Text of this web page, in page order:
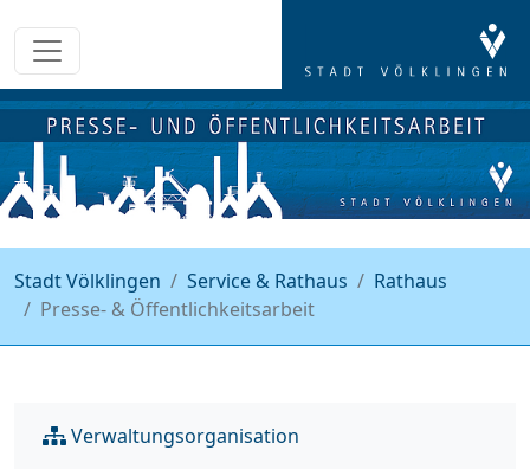
Stadt Völklingen Service & Rathaus
Rathaus
Presse- & Öffentlichkeitsarbeit
Verwaltungsorganisation